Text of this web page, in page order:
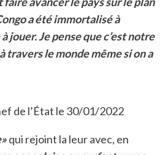
a été immortalisé à
jouer. Je pense que c’est notre
travers le monde même si on a
de l’État le 30/01/2022
qui rejoint la leur avec, en